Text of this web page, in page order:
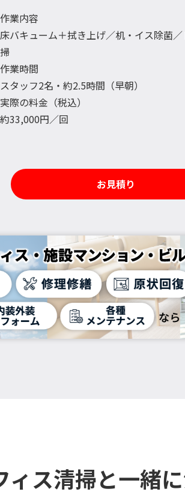
作業内容
床バキューム＋拭き上げ／机・イス除菌
掃
作業時間
スタッフ2名・約2.5時間（早朝）
実際の料金（税込）
約33,000円／回
お見積り
ィス清掃と一緒